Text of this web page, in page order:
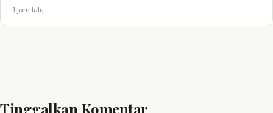
1 jam lalu
Tinggalkan Komentar